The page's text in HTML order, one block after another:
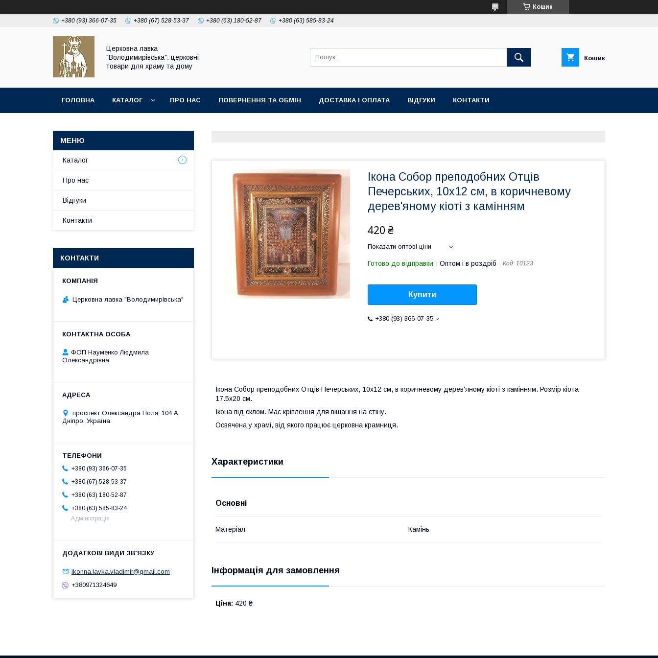
Кошик
+380 (93) 366-07-35 +380 (67) 528-53-37 +380 (63) 180-52-87 +380 (63) 585-83-24
Церковна лавка
"Володимирівська": церковні
товари для храму та дому
Кошик
ГОЛОВНА КАТАЛОГ ПРО НАС ПОВЕРНЕННЯ ТА ОБМІН ДОСТАВКА І ОПЛАТА ВІДГУКИ КОНТАКТИ
Ікона Собор преподобних Отців
Печерських, 10х12 см, в коричневому
дерев'яному кіоті з камінням
420 ₴
Показати оптові ціни
Готово до відправки Оптом і в роздріб Код: 10123
Купити
+380 (93) 366-07-35
Ікона Собор преподобних Отців Печерських, 10х12 см, в коричневому дерев'яному кіоті з камінням. Розмір кіота
17.5х20 см.
Ікона під склом. Має кріплення для вішання на стіну.
Освячена у храмі, від якого працює церковна крамниця.
Характеристики
Основні
Матеріал Камінь
Інформація для замовлення
Ціна: 420 ₴
Каталог
Про нас
Відгуки
Контакти
КОНТАКТИ
Церковна лавка "Володимирівська"
ФОП Науменко Людмила
Олександрівна
проспект Олександра Поля, 104 А,
Дніпро, Україна
+380 (93) 366-07-35
+380 (67) 528-53-37
+380 (63) 180-52-87
+380 (63) 585-83-24
Адміністрація
ikonna.lavka.vladimir@gmail.com
+380971324649